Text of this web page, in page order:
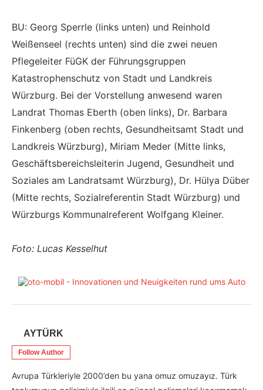
BU: Georg Sperrle (links unten) und Reinhold
Weißenseel (rechts unten) sind die zwei neuen
Pflegeleiter FüGK der Führungsgruppen
Katastrophenschutz von Stadt und Landkreis
Würzburg. Bei der Vorstellung anwesend waren
Landrat Thomas Eberth (oben links), Dr. Barbara
Finkenberg (oben rechts, Gesundheitsamt Stadt und
Landkreis Würzburg), Miriam Meder (Mitte links,
Geschäftsbereichsleiterin Jugend, Gesundheit und
Soziales am Landratsamt Würzburg), Dr. Hülya Düber
(Mitte rechts, Sozialreferentin Stadt Würzburg) und
Würzburgs Kommunalreferent Wolfgang Kleiner.
Foto: Lucas Kesselhut
AYTÜRK
Follow Author
Avrupa Türkleriyle 2000’den bu yana omuz omuzayız. Türk